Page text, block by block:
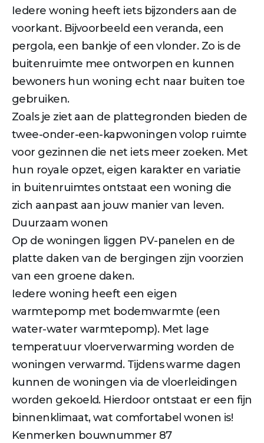
Iedere woning heeft iets bijzonders aan de
voorkant. Bijvoorbeeld een veranda, een
pergola, een bankje of een vlonder. Zo is de
buitenruimte mee ontworpen en kunnen
bewoners hun woning echt naar buiten toe
gebruiken.
Zoals je ziet aan de plattegronden bieden de
twee-onder-een-kapwoningen volop ruimte
voor gezinnen die net iets meer zoeken. Met
hun royale opzet, eigen karakter en variatie
in buitenruimtes ontstaat een woning die
zich aanpast aan jouw manier van leven.
Duurzaam wonen
Op de woningen liggen PV-panelen en de
platte daken van de bergingen zijn voorzien
van een groene daken.
Iedere woning heeft een eigen
warmtepomp met bodemwarmte (een
water-water warmtepomp). Met lage
temperatuur vloerverwarming worden de
woningen verwarmd. Tijdens warme dagen
kunnen de woningen via de vloerleidingen
worden gekoeld. Hierdoor ontstaat er een fijn
binnenklimaat, wat comfortabel wonen is!
Kenmerken bouwnummer 87